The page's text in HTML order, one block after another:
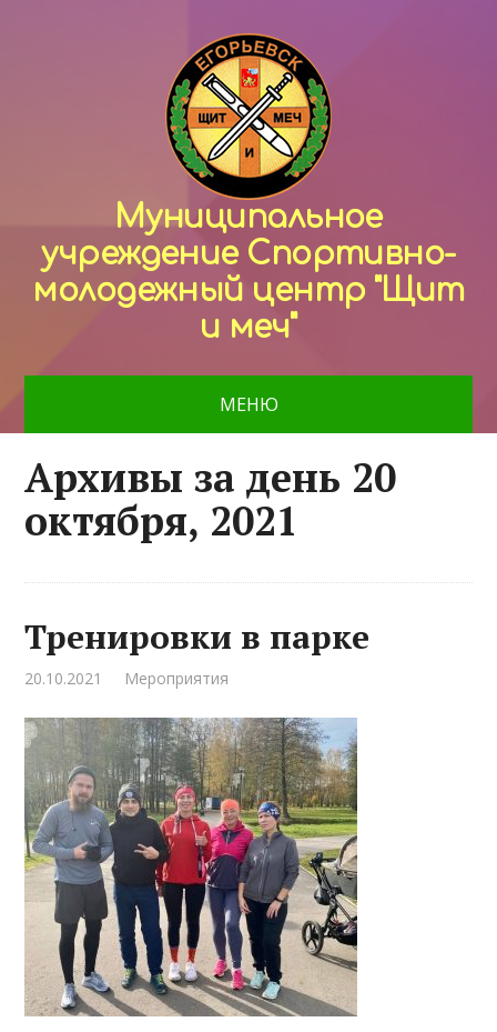
Муниципальное
учреждение Спортивно-
молодежный центр "Щит
и меч"
МЕНЮ
Архивы за день 20
октября, 2021
Тренировки в парке
20.10.2021 Мероприятия